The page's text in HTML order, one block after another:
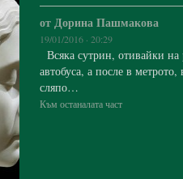
от Дорина Пашмакова
19/01/2016 · 20:29
Всяка сутрин, отивайки на
автобуса, а после в
сляпо…
Към останалата част